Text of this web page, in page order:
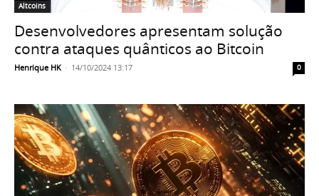
Altcoins
Desenvolvedores apresentam solução
contra ataques quânticos ao Bitcoin
Henrique HK - 14/10/2024 13:17 0